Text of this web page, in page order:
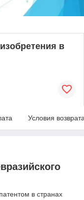
в
Условия
в странах